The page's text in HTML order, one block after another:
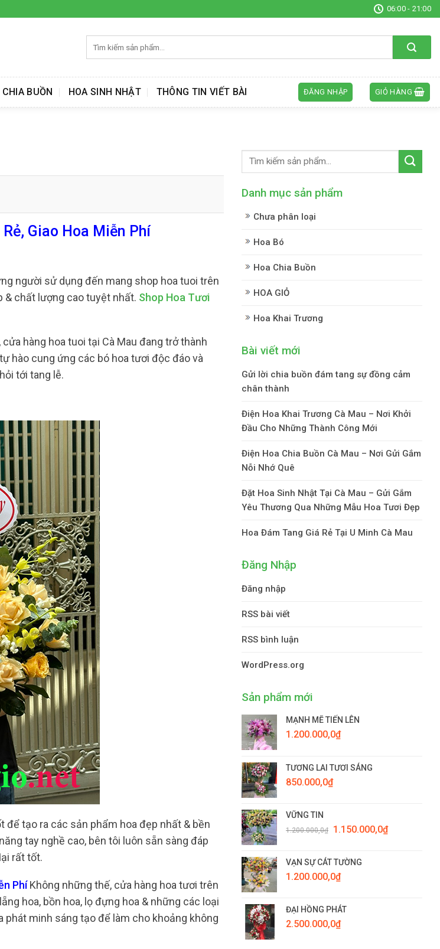
06:00 - 21:00
kiếm:
CHIA BUỒN HOA SINH NHẬT THÔNG TIN VIẾT BÀI ĐĂNG NHẬP GIỎ HÀNG
Giao Hoa Miễn Phí
người sử dụng đến mang shop hoa tuoi trên
& chất lượng cao tuyệt nhất. Shop Hoa Tươi
hàng hoa tuoi tại Cà Mau đang trở thành
hào cung ứng các bó hoa tươi độc đáo và
tới tang lễ.
tạo ra các sản phẩm hoa đẹp nhất & bền
tay nghề cao, bên tôi luôn sẵn sàng đáp
rất tốt.
PhíKhông những thế, cửa hàng hoa tươi trên
hoa, bồn hoa, lọ đựng hoa & những các loại
phát minh sáng tạo để làm cho khoảng không
Danh mục sản phẩm
Chưa phân loại
Hoa Bó
Hoa Chia Buồn
HOA GIỎ
Hoa Khai Trương
Bài viết mới
Gửi lời chia buồn đám tang sự đồng cảm
chân thành
Điện Hoa Khai Trương Cà Mau – Nơi Khởi
Đầu Cho Những Thành Công Mới
Điện Hoa Chia Buồn Cà Mau – Nơi Gửi Gắm
Nỗi Nhớ Quê
Đặt Hoa Sinh Nhật Tại Cà Mau – Gửi Gắm
Yêu Thương Qua Những Mẫu Hoa Tươi Đẹp
Hoa Đám Tang Giá Rẻ Tại U Minh Cà Mau
Đăng Nhập
Đăng nhập
RSS bài viết
RSS bình luận
WordPress.org
Sản phẩm mới
MẠNH MẼ TIẾN LÊN
1.200.000,0₫
TƯƠNG LAI TƯƠI SÁNG
850.000,0₫
VỮNG TIN
1.200.000,0₫
Giá
1.200.000,0₫.
1.150.000,0₫Giá
VẠN SỰ CÁT TƯỜNG
1.200.000,0₫
ĐẠI HỒNG PHÁT
2.500.000,0₫